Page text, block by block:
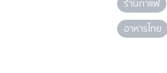
ร้านกาแฟ
อาหารไทย